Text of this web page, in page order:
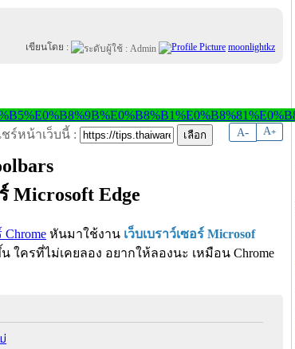
เขียนโดย :
moonlightkz
A- A+
ร์หน้าเว็บนี้ :
Microsoft Edge
Chrome หันมาใช้งาน เว็บเบราว์เซอร์ Microsof
ใครที่ไม่เคยลอง อยากให้ลองนะ เหมือน Chrome